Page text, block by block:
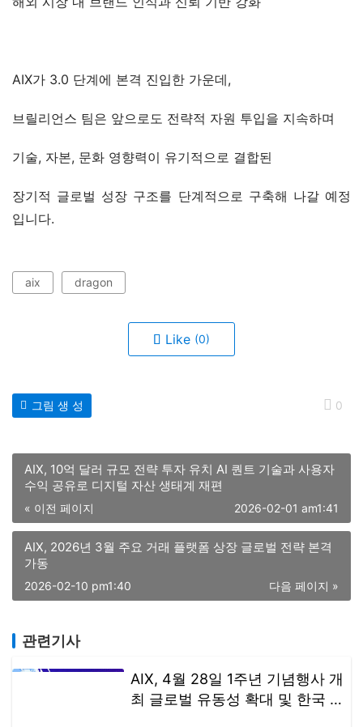
AIX가 3.0 단계에 본격 진입한 가운데,
브릴리언스 팀은 앞으로도 전략적 자원 투입을 지속하며
기술, 자본, 문화 영향력이 유기적으로 결합된
장기적 글로벌 성장 구조를 단계적으로 구축해 나갈 예정
입니다.
aix dragon
Like (0)
0
그림 생 성
AIX, 10억 달러 규모 전략 투자 유치 AI 퀀트 기술과 사용자
수익 공유로 디지털 자산 생태계 재편
« 이전 페이지 2026-02-01 am1:41
AIX, 2026년 3월 주요 거래 플랫폼 상장 글로벌 전략 본격
가동
다음 페이지 »
2026-02-10 pm1:40
관련기사
AIX, 4월 28일 1주년 기념행사 개
최 글로벌 유동성 확대 및 한국 시